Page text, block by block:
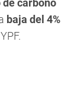
carbono
baja del 4%